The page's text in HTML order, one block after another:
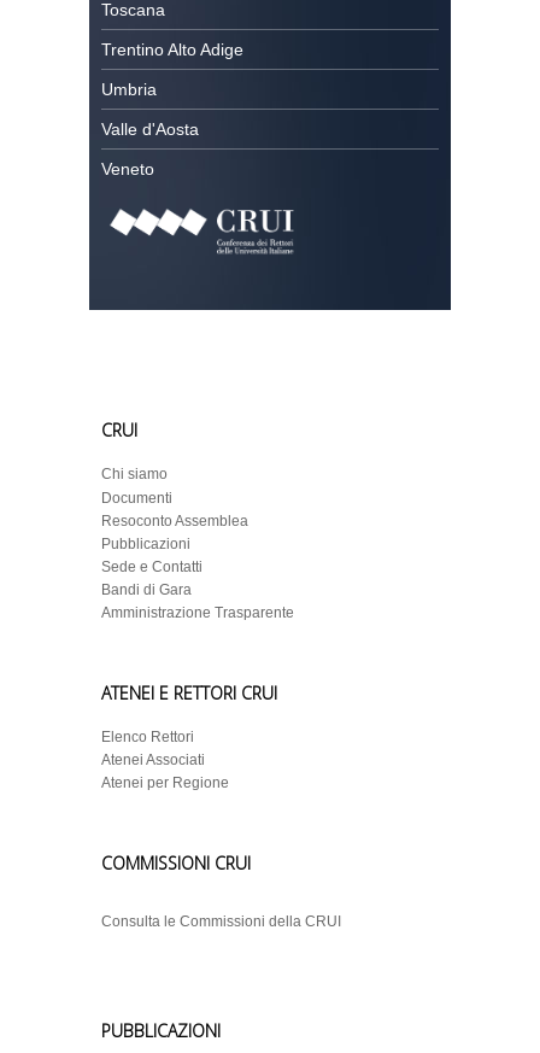
Toscana
Trentino Alto Adige
Umbria
Valle d'Aosta
Veneto
CRUI
Chi siamo
Documenti
Resoconto Assemblea
Pubblicazioni
Sede e Contatti
Bandi di Gara
Amministrazione Trasparente
ATENEI E RETTORI CRUI
Elenco Rettori
Atenei Associati
Atenei per Regione
COMMISSIONI CRUI
Consulta le Commissioni della CRUI
PUBBLICAZIONI